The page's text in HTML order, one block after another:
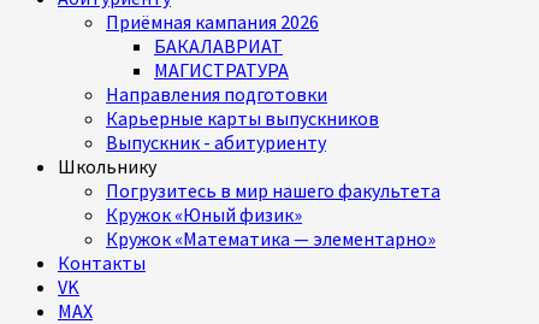
Приёмная кампания 2026
БАКАЛАВРИАТ
МАГИСТРАТУРА
Направления подготовки
Карьерные карты выпускников
Выпускник - абитуриенту
Школьнику
Погрузитесь в мир нашего факультета
Кружок «Юный физик»
Кружок «Математика — элементарно»
Контакты
VK
MAX